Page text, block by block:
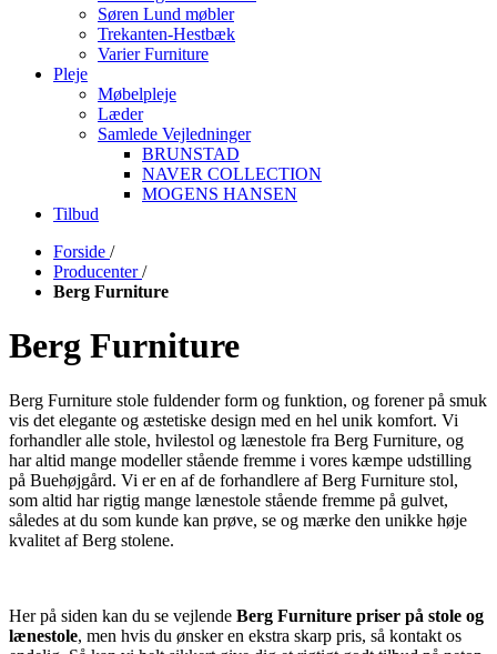
Søren Lund møbler
Trekanten-Hestbæk
Varier Furniture
Pleje
Møbelpleje
Læder
Samlede Vejledninger
BRUNSTAD
NAVER COLLECTION
MOGENS HANSEN
Tilbud
Forside /
Producenter /
Berg Furniture
Berg Furniture
Berg Furniture stole fuldender form og funktion, og forener på smuk
vis det elegante og æstetiske design med en hel unik komfort. Vi
forhandler alle stole, hvilestol og lænestole fra Berg Furniture, og
har altid mange modeller stående fremme i vores kæmpe udstilling
på Buehøjgård. Vi er en af de forhandlere af Berg Furniture stol,
som altid har rigtig mange lænestole stående fremme på gulvet,
således at du som kunde kan prøve, se og mærke den unikke høje
kvalitet af Berg stolene.
Her på siden kan du se vejlende Berg Furniture priser på stole og
lænestole, men hvis du ønsker en ekstra skarp pris, så kontakt os